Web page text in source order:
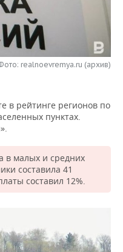
realnoevremya.ru (архив)
в рейтинге регионов по
пунктах.
в малых и средних
составила 41
составил 12%.